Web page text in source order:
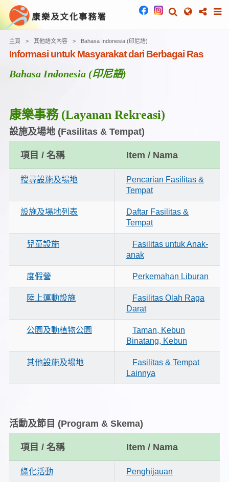
主頁 其他語文內容 Bahasa Indonesia (印尼語)
Informasi untuk Masyarakat dari Berbagai Ras
Bahasa Indonesia (印尼語)
康樂事務 (Layanan Rekreasi)
設施及場地 (Fasilitas & Tempat)
項目 / 名稱 Item / Nama
搜尋設施及場地
Pencarian Fasilitas &
Tempat
設施及場地列表
Daftar Fasilitas &
Tempat
兒童設施
Fasilitas untuk Anak-
anak
度假營 Perkemahan Liburan
陸上運動設施
Fasilitas Olah Raga
Darat
公園及動植物公園
Taman, Kebun
Binatang, Kebun
其他設施及場地
Fasilitas & Tempat
Lainnya
活動及節目 (Program & Skema)
項目 / 名稱 Item / Nama
綠化活動 Penghijauan